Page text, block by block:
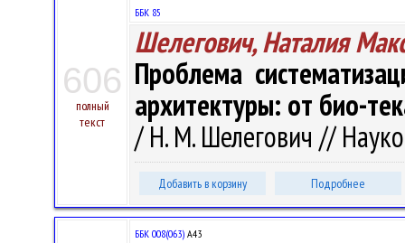
606
полный
текст
ББК 85
Шелегович, Наталия
Проблема
архитектуры: от био-
/ Н. М. Шелегович //
Добавить в корзину Подробнее
ББК 008(063) А43